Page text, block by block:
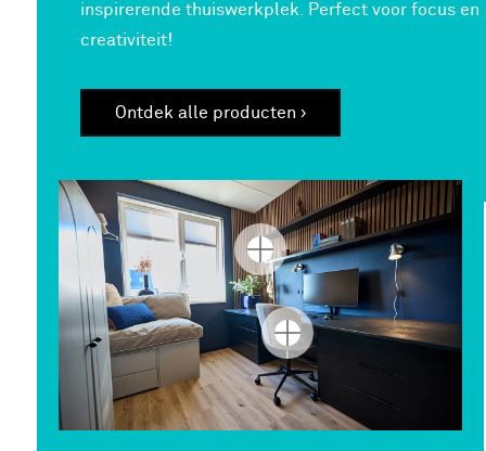
inspirerende thuiswerkplek. Perfect voor focus en
creativiteit!
Ontdek alle producten ›